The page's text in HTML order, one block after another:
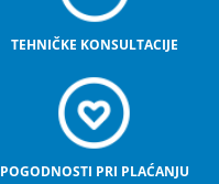
TEHNIČKE KONSULTACIJE
POGODNOSTI PRI PLAĆANJU